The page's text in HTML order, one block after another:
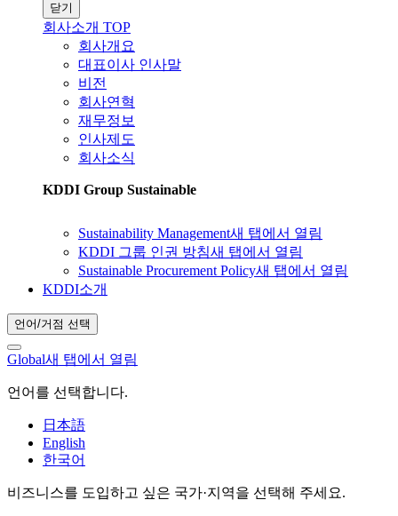
닫기
회사소개 TOP
회사개요
대표이사 인사말
비전
회사연혁
재무정보
인사제도
회사소식
KDDI Group Sustainable
Sustainability Management새 탭에서 열림
KDDI 그룹 인권 방침새 탭에서 열림
Sustainable Procurement Policy새 탭에서 열림
KDDI소개
언어/거점 선택
Global새 탭에서 열림
언어를 선택합니다.
日本語
English
한국어
비즈니스를 도입하고 싶은 국가·지역을 선택해 주세요.